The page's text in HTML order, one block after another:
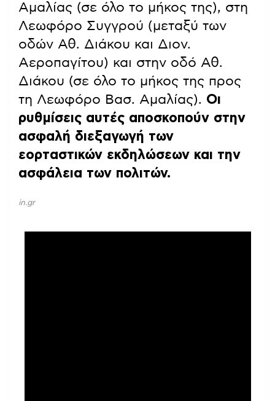
Αμαλίας (σε όλο το μήκος της), στη
Λεωφόρο Συγγρού (μεταξύ των
οδών Αθ. Διάκου και Διον.
Αεροπαγίτου) και στην οδό Αθ.
Διάκου (σε όλο το μήκος της προς
τη Λεωφόρο Βασ. Αμαλίας). Οι
ρυθμίσεις αυτές αποσκοπούν στην
ασφαλή διεξαγωγή των
εορταστικών εκδηλώσεων και την
ασφάλεια των πολιτών.
in.gr